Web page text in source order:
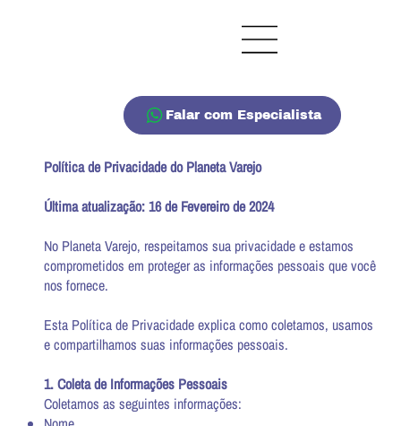
Falar com Especialista
Política de Privacidade do Planeta Varejo
Última atualização: 16 de Fevereiro de 2024
No Planeta Varejo, respeitamos sua privacidade e estamos
comprometidos em proteger as informações pessoais que você
nos fornece.
Esta Política de Privacidade explica como coletamos, usamos
e compartilhamos suas informações pessoais.
1. Coleta de Informações Pessoais
Coletamos as seguintes informações: